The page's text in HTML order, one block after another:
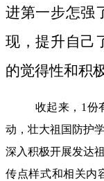
进第一步怎强
现，提升自己
的觉得性和积
收起来，1份
动，壮大祖国防护
深入积极开展发达
传点样式和相关内